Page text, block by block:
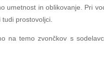
umetnost in oblikovanje. Pri
prostovoljci.
na temo zvončkov s